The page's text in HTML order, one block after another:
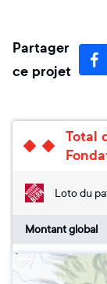
Partager
ce projet
Total
Loto du
Montant global